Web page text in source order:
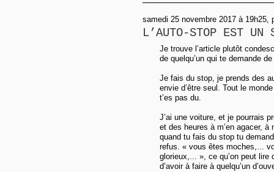
samedi 25 novembre 2017 à 19h25,
L’AUTO-STOP EST UN
Je trouve l’article plutôt
de quelqu’un qui te demande
Je fais du stop, je prends des
envie d’être seul. Tout le
t’es pas du.
J’ai une voiture, et je pourrais
et des heures à m’en agacer,
quand tu fais du stop tu
refus. « vous êtes moches,...
glorieux,... », ce qu’on peut lire
d’avoir à faire à quelqu’un